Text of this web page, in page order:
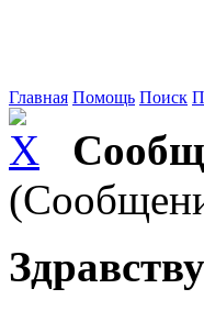
Главная Помощь Поиск